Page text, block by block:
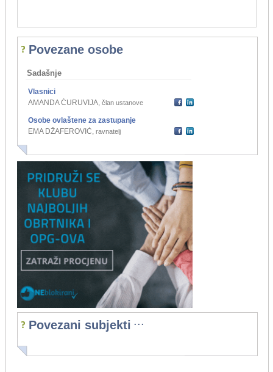
Povezane osobe
Sadašnje
Vlasnici
AMANDA ĆURUVIJA, član ustanove
Osobe ovlaštene za zastupanje
EMA DŽAFEROVIĆ, ravnatelj
Povezani subjekti ...